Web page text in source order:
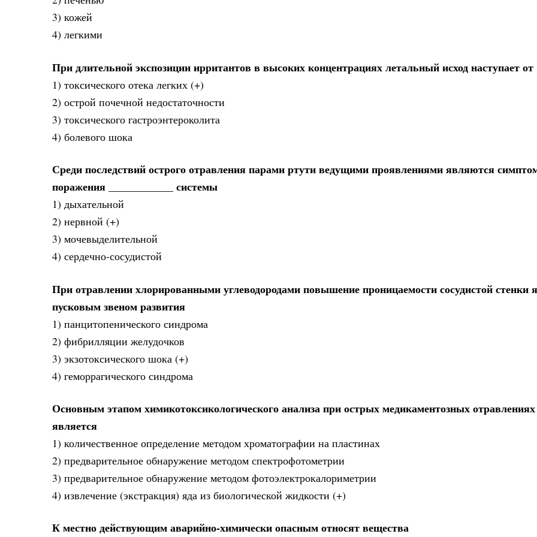
3) кожей
4) легкими
При длительной экспозиции ирритантов в высоких концентрациях летальный исход наступает от
1) токсического отека легких (+)
2) острой почечной недостаточности
3) токсического гастроэнтероколита
4) болевого шока
Среди последствий острого отравления парами ртути ведущими проявлениями являются
поражения ____________ системы
1) дыхательной
2) нервной (+)
3) мочевыделительной
4) сердечно-сосудистой
При отравлении хлорированными углеводородами повышение проницаемости сосудистой стенки
пусковым звеном развития
1) панцитопенического синдрома
2) фибрилляции желудочков
3) экзотоксического шока (+)
4) геморрагического синдрома
Основным этапом химикотоксикологического анализа при острых медикаментозных отравлениях
является
1) количественное определение методом хроматографии на пластинах
2) предварительное обнаружение методом спектрофотометрии
3) предварительное обнаружение методом фотоэлектрокалориметрии
4) извлечение (экстракция) яда из биологической жидкости (+)
К местно действующим аварийно-химически опасным относят вещества